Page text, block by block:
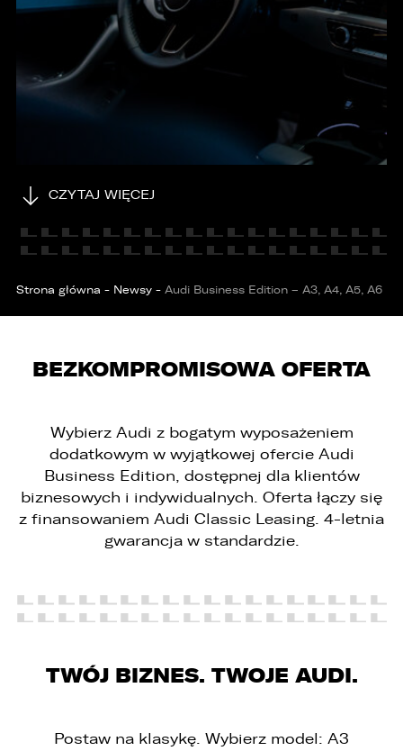
CZYTAJ WIĘCEJ
Strona główna - Newsy - Audi Business Edition – A3, A4, A5, A6
BEZKOMPROMISOWA OFERTA
Wybierz Audi z bogatym wyposażeniem
dodatkowym w wyjątkowej ofercie Audi
Business Edition, dostępnej dla klientów
biznesowych i indywidualnych. Oferta łączy się
z finansowaniem Audi Classic Leasing. 4-letnia
gwarancja w standardzie.
TWÓJ BIZNES. TWOJE AUDI.
Postaw na klasykę. Wybierz model: A3